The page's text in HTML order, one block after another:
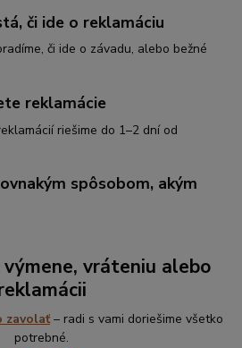
či ide o reklamáciu
či ide o závadu, alebo bežné
reklamácie
riešime do 1–2 dní od
spôsobom, akým
vráteniu alebo
zavolať– radi s vami doriešime všetko
potrebné.